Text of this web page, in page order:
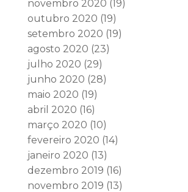
novembro 2020 (19)
outubro 2020 (19)
setembro 2020 (19)
agosto 2020 (23)
julho 2020 (29)
junho 2020 (28)
maio 2020 (19)
abril 2020 (16)
março 2020 (10)
fevereiro 2020 (14)
janeiro 2020 (13)
dezembro 2019 (16)
novembro 2019 (13)